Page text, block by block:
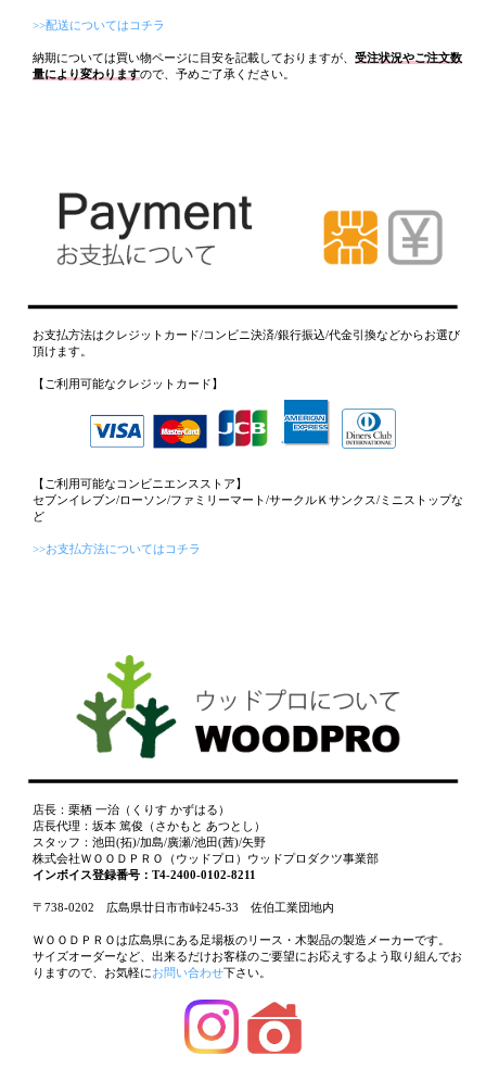
>>配送についてはコチラ
納期については買い物ページに目安を記載しておりますが、 受注状況やご注文数
量により変わりますので、予めご了承ください。
お支払方法はクレジットカード/コンビニ決済/銀行振込/代金引換などからお選び
頂けます。
【ご利用可能なクレジットカード】
【ご利用可能なコンビニエンスストア】
セブンイレブン/ローソン/ファミリーマート/サークルＫサンクス/ミニストップな
ど
>>お支払方法についてはコチラ
店長：栗栖 一治（くりす かずはる）
店長代理：坂本 篤俊（さかもと あつとし）
スタッフ：池田(拓)/加島/廣瀬/池田(茜)/矢野
株式会社ＷＯＯＤＰＲＯ（ウッドプロ）ウッドプロダクツ事業部
インボイス登録番号：T4-2400-0102-8211
〒738-0202 広島県廿日市市峠245-33 佐伯工業団地内
ＷＯＯＤＰＲＯは広島県にある足場板のリース・木製品の製造メーカーです。
サイズオーダーなど、出来るだけお客様のご要望にお応えするよう取り組んでお
りますので、お気軽にお問い合わせ下さい。